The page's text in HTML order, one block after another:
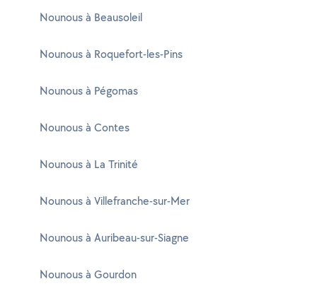
Nounous à Beausoleil
Nounous à Roquefort-les-Pins
Nounous à Pégomas
Nounous à Contes
Nounous à La Trinité
Nounous à Villefranche-sur-Mer
Nounous à Auribeau-sur-Siagne
Nounous à Gourdon